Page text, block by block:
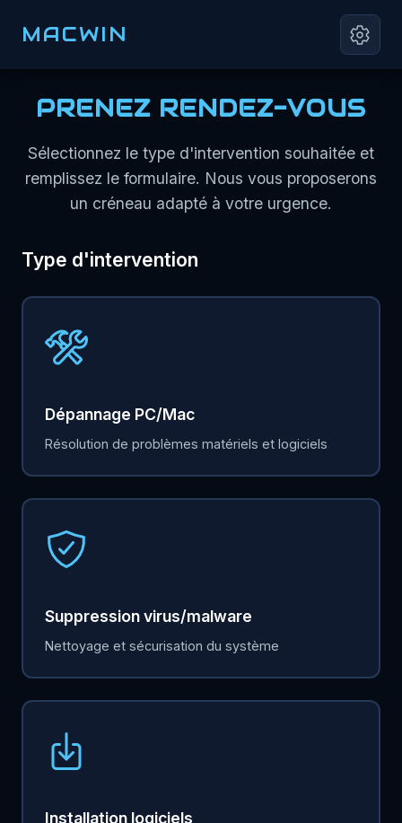
MACWIN
PRENEZ RENDEZ-VOUS
Sélectionnez le type d'intervention souhaitée et
remplissez le formulaire. Nous vous proposerons
un créneau adapté à votre urgence.
Type d'intervention
Dépannage PC/Mac
Résolution de problèmes matériels et logiciels
Suppression virus/malware
Nettoyage et sécurisation du système
Installation logiciels